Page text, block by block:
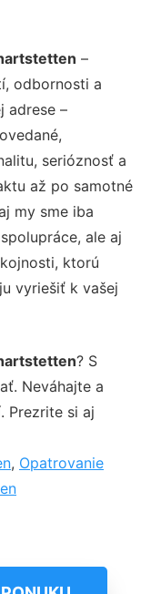
–
odbornosti a
adrese –
serióznosť a
až po samotné
my sme iba
ale aj
ktorú
vyriešiť k vašej
? S
Neváhajte a
Prezrite si aj
, Opatrovanie